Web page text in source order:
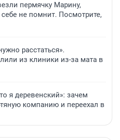
пермячку Марину,
не помнит. Посмотрите,
расстаться».
из клиники из-за мата в
я деревенский»: зачем
компанию и переехал в